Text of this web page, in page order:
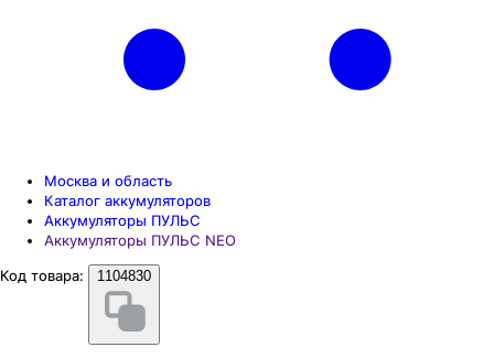
Москва и область
Каталог аккумуляторов
Аккумуляторы ПУЛЬС
Аккумуляторы ПУЛЬС NEO
Код товара:
1104830